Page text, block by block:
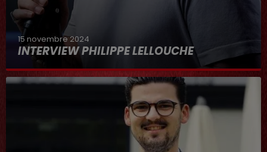
15 novembre 2024
INTERVIEW PHILIPPE LELLOUCHE